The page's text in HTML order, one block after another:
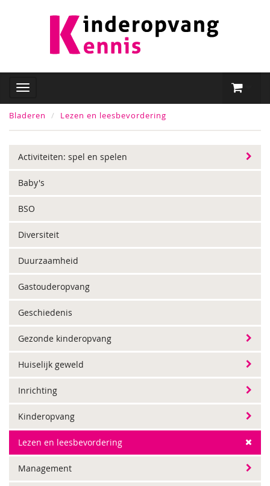
Bladeren Lezen en leesbevordering
Activiteiten: spel en spelen
Baby's
BSO
Diversiteit
Duurzaamheid
Gastouderopvang
Geschiedenis
Gezonde kinderopvang
Huiselijk geweld
Inrichting
Kinderopvang
Lezen en leesbevordering
Management